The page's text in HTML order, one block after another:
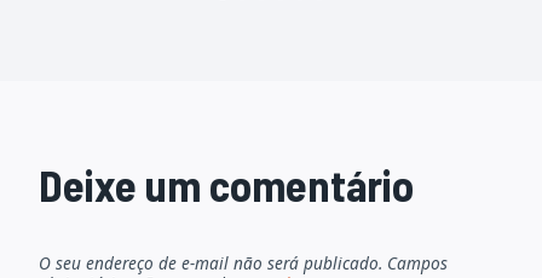
Deixe um comentário
O seu endereço de e-mail não será publicado. Campos